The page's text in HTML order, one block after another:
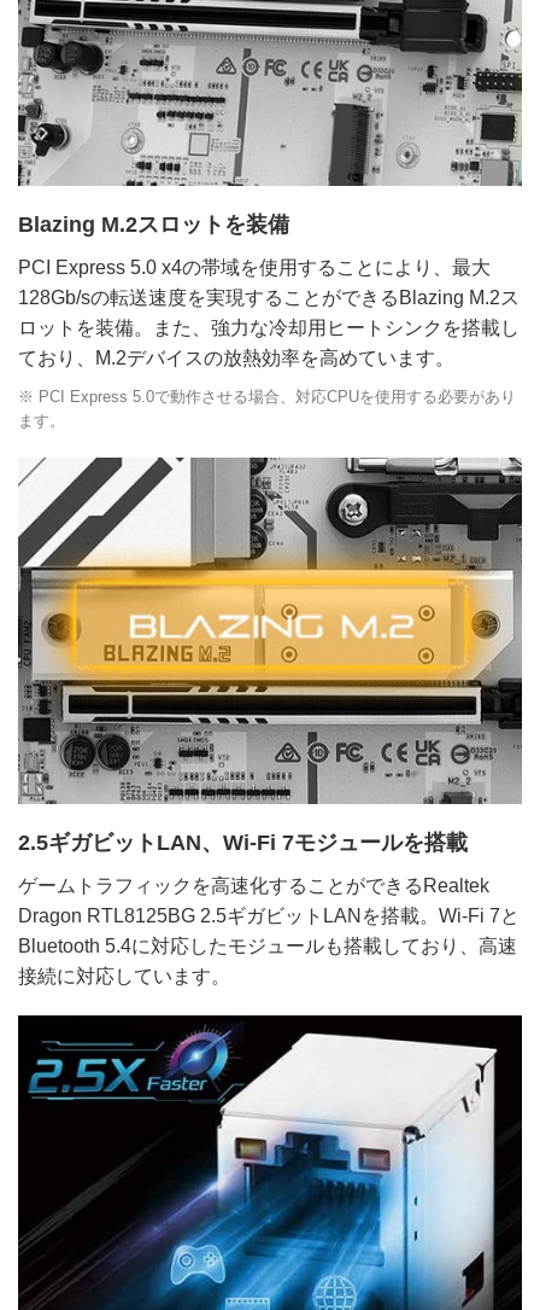
Blazing M.2スロットを装備
PCI Express 5.0 x4の帯域を使用することにより、最大
128Gb/sの転送速度を実現することができるBlazing M.2ス
ロットを装備。また、強力な冷却用ヒートシンクを搭載し
ており、M.2デバイスの放熱効率を高めています。
※ PCI Express 5.0で動作させる場合、対応CPUを使用する必要があり
ます。
2.5ギガビットLAN、Wi-Fi 7モジュールを搭載
ゲームトラフィックを高速化することができるRealtek
Dragon RTL8125BG 2.5ギガビットLANを搭載。Wi-Fi 7と
Bluetooth 5.4に対応したモジュールも搭載しており、高速
接続に対応しています。